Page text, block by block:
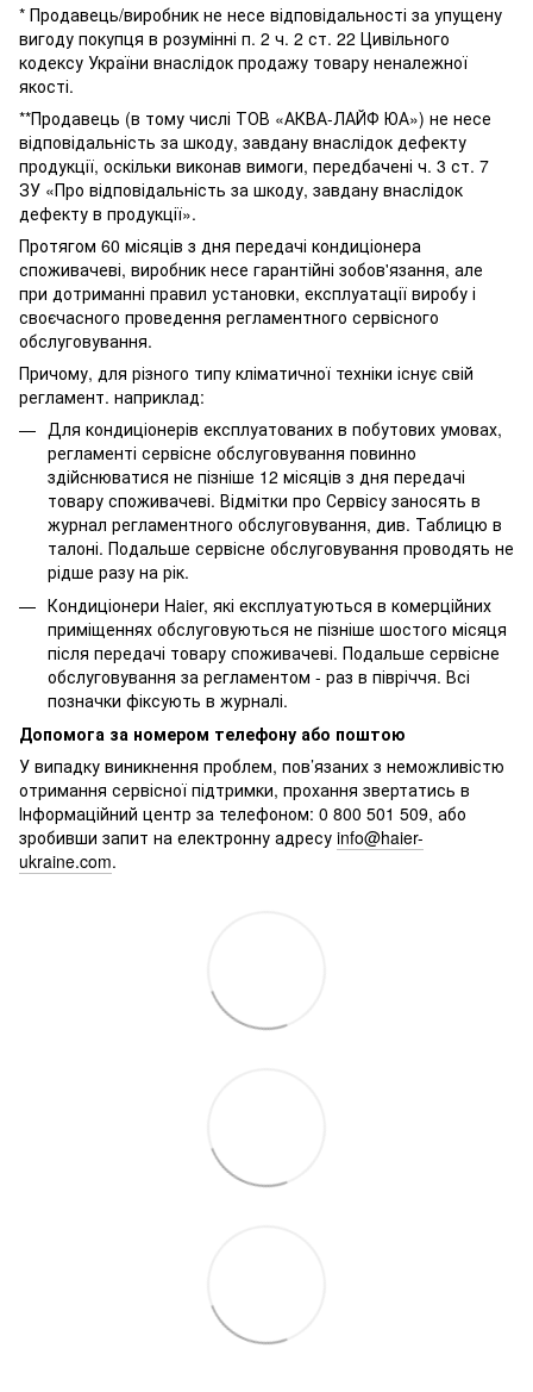
* Продавець/виробник не несе відповідальності за упущену
вигоду покупця в розумінні п. 2 ч. 2 ст. 22 Цивільного
кодексу України внаслідок продажу товару неналежної
якості.
**Продавець (в тому числі ТОВ «АКВА-ЛАЙФ ЮА») не несе
відповідальність за шкоду, завдану внаслідок дефекту
продукції, оскільки виконав вимоги, передбачені ч. 3 ст. 7
ЗУ «Про відповідальність за шкоду, завдану внаслідок
дефекту в продукції».
Протягом 60 місяців з дня передачі кондиціонера
споживачеві, виробник несе гарантійні зобов'язання, але
при дотриманні правил установки, експлуатації виробу і
своєчасного проведення регламентного сервісного
обслуговування.
Причому, для різного типу кліматичної техніки існує свій
регламент. наприклад:
Для кондиціонерів експлуатованих в побутових умовах,
регламенті сервісне обслуговування повинно
здійснюватися не пізніше 12 місяців з дня передачі
товару споживачеві. Відмітки про Сервісу заносять в
журнал регламентного обслуговування, див. Таблицю в
талоні. Подальше сервісне обслуговування проводять не
рідше разу на рік.
Кондиціонери Haier, які експлуатуються в комерційних
приміщеннях обслуговуються не пізніше шостого місяця
після передачі товару споживачеві. Подальше сервісне
обслуговування за регламентом - раз в півріччя. Всі
позначки фіксують в журналі.
Допомога за номером телефону або поштою
У випадку виникнення проблем, пов’язаних з неможливістю
отримання сервісної підтримки, прохання звертатись в
Інформаційний центр за телефоном: 0 800 501 509, або
зробивши запит на електронну адресу info@haier-
ukraine.com.